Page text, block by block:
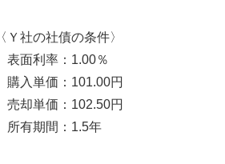
〈Ｙ社の社債の条件〉
表面利率：1.00％
購入単価：101.00円
売却単価：102.50円
所有期間：1.5年